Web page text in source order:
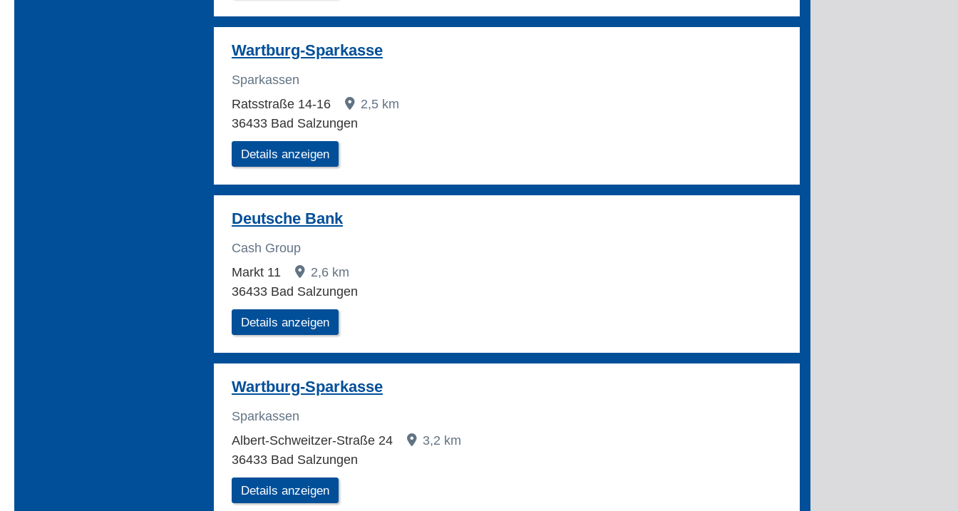
Wartburg-Sparkasse
Sparkassen
Ratsstraße 14-16
2,5 km
36433 Bad Salzungen
Details anzeigen
Deutsche Bank
Cash Group
Markt 11
2,6 km
36433 Bad Salzungen
Details anzeigen
Wartburg-Sparkasse
Sparkassen
Albert-Schweitzer-Straße 24
3,2 km
36433 Bad Salzungen
Details anzeigen